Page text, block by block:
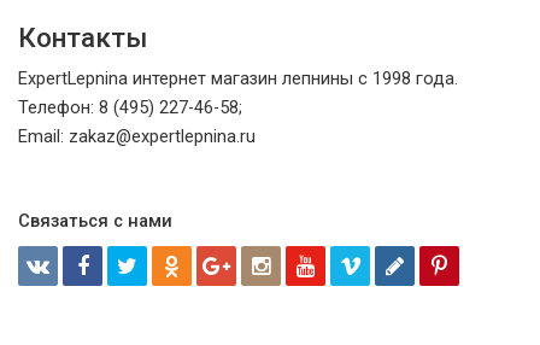
Контакты
ExpertLepnina интернет магазин лепнины с 1998 года.
Телефон: 8 (495) 227-46-58;
Email: zakaz@expertlepnina.ru
Связаться с нами